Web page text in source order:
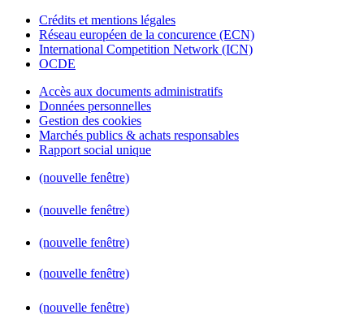
Crédits et mentions légales
Réseau européen de la concurence (ECN)
International Competition Network (ICN)
OCDE
Accès aux documents administratifs
Données personnelles
Gestion des cookies
Marchés publics & achats responsables
Rapport social unique
(nouvelle fenêtre)
(nouvelle fenêtre)
(nouvelle fenêtre)
(nouvelle fenêtre)
(nouvelle fenêtre)